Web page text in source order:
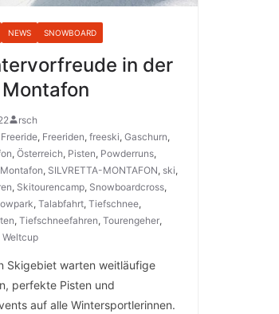
NEWS SNOWBOARD
in der
rsch
Freeride, Freeriden,freeski,Gaschurn,
,Österreich, Pisten, Powderruns,
, SILVRETTA-MONTAFON, ski,
, Skitourencamp, Snowboardcross,
,Talabfahrt,Tiefschnee,
,Tiefschneefahren,Tourengeher,
Weltcup
Skigebiet warten weitläufige
perfekte Pisten und
auf alle Wintersportlerinnen.